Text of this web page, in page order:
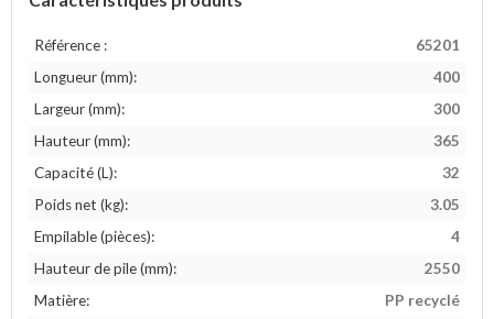
Référence :
65201
Longueur (mm):
400
Largeur (mm):
300
Hauteur (mm):
365
Capacité (L):
32
Poids net (kg):
3.05
Empilable (pièces):
4
Hauteur de pile (mm):
2550
Matière:
PP recyclé